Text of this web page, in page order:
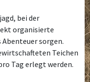
bei der
organisierte
sorgen.
Teichen
Tag erlegt werden.